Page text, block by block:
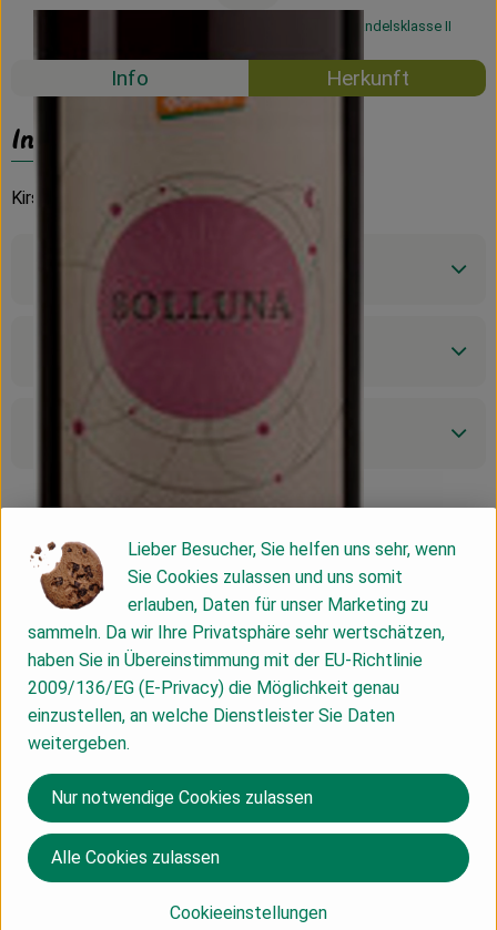
Handelsklasse II
Info Herkunft
Info
Kirschiger Rotwein aus Italien
Produktinformationen
Zutaten
Produktdatenblatt
Herkunft
Hersteller: Albet i Noya - San Pau d´Ordal
Italien
Peter Riegel Weinimport GmbH
D 78359 Orsingen
Unser Verständnis von Qualität Wir sind leidenschaftliche
Lieber Besucher, Sie helfen uns sehr, wenn
Sie Cookies zulassen und uns somit
erlauben, Daten für unser Marketing zu
sammeln. Da wir Ihre Privatsphäre sehr wertschätzen,
haben Sie in Übereinstimmung mit der EU-Richtlinie
2009/136/EG (E-Privacy) die Möglichkeit genau
einzustellen, an welche Dienstleister Sie Daten
weitergeben.
Cookieeinstellungen
Nur notwendige Cookies zulassen
Alle Cookies zulassen